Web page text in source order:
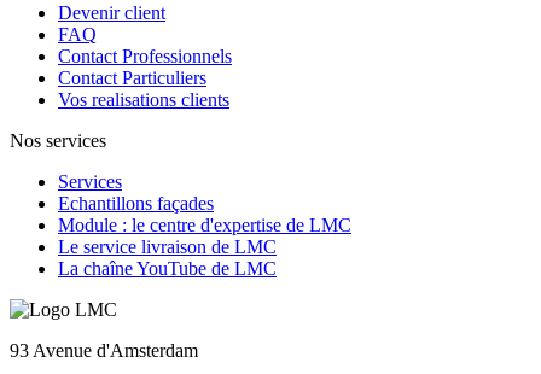
Devenir client
FAQ
Contact Professionnels
Contact Particuliers
Vos realisations clients
Nos services
Services
Echantillons façades
Module : le centre d'expertise de LMC
Le service livraison de LMC
La chaîne YouTube de LMC
93 Avenue d'Amsterdam